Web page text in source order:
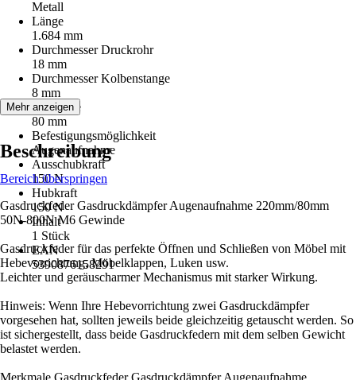
Metall
Länge
1.684 mm
Durchmesser Druckrohr
18 mm
Durchmesser Kolbenstange
8 mm
Hublänge
80 mm
Befestigungsmöglichkeit
Augenaufnahme
Ausschubkraft
150 N
Hubkraft
150 N
Inhalt
1 Stück
EAN
5390876158291
Mehr anzeigen
Beschreibung
Bereich überspringen
Gasdruckfeder Gasdruckdämpfer Augenaufnahme 220mm/80mm
50N-800N M6 Gewinde
Gasdruckfeder für das perfekte Öffnen und Schließen von Möbel mit
Hebevorrichtung, Möbelklappen, Luken usw.
Leichter und geräuscharmer Mechanismus mit starker Wirkung.
Hinweis: Wenn Ihre Hebevorrichtung zwei Gasdruckdämpfer
vorgesehen hat, sollten jeweils beide gleichzeitig getauscht werden. So
ist sichergestellt, dass beide Gasdruckfedern mit dem selben Gewicht
belastet werden.
Merkmale Gasdruckfeder Gasdruckdämpfer Augenaufnahme